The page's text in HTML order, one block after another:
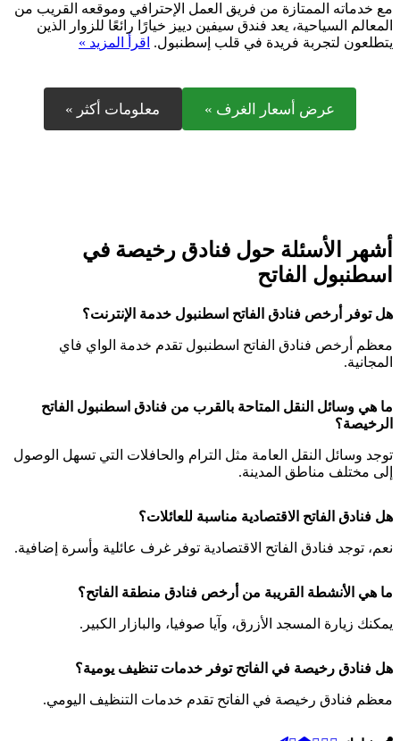
مع خدماته الممتازة من فريق العمل الإحترافي وموقعه القريب من
المعالم السياحية، يعد فندق سيفين دييز خيارًا رائعًا للزوار الذين
يتطلعون لتجربة فريدة في قلب إسطنبول. اقرأ المزيد »
عرض أسعار الغرف » معلومات أكثر »
أشهر الأسئلة حول فنادق رخيصة في
اسطنبول الفاتح
هل توفر أرخص فنادق الفاتح اسطنبول خدمة الإنترنت؟
معظم أرخص فنادق الفاتح اسطنبول تقدم خدمة الواي فاي
المجانية.
ما هي وسائل النقل المتاحة بالقرب من فنادق اسطنبول الفاتح
الرخيصة؟
توجد وسائل النقل العامة مثل الترام والحافلات التي تسهل الوصول
إلى مختلف مناطق المدينة.
هل فنادق الفاتح الاقتصادية مناسبة للعائلات؟
نعم، توجد فنادق الفاتح الاقتصادية توفر غرف عائلية وأسرة إضافية.
ما هي الأنشطة القريبة من أرخص فنادق منطقة الفاتح؟
يمكنك زيارة المسجد الأزرق، وآيا صوفيا، والبازار الكبير.
هل فنادق رخيصة في الفاتح توفر خدمات تنظيف يومية؟
معظم فنادق رخيصة في الفاتح تقدم خدمات التنظيف اليومي.